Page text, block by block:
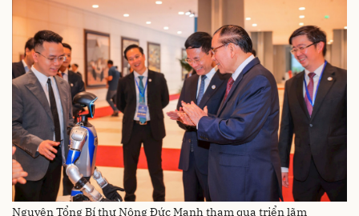
Nguyên Tổng Bí thư Nông Đức Mạnh tham qua triển lãm